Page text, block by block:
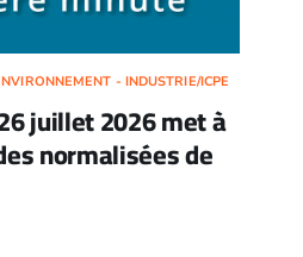
- INDUSTRIE/ICPE
juillet 2026 met à
normalisées de